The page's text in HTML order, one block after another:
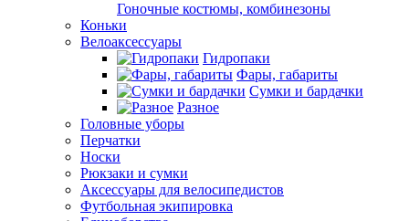
Гоночные костюмы, комбинезоны
Коньки
Велоаксессуары
Гидропаки
Фары, габариты
Сумки и бардачки
Разное
Головные уборы
Перчатки
Носки
Рюкзаки и сумки
Аксессуары для велосипедистов
Футбольная экипировка